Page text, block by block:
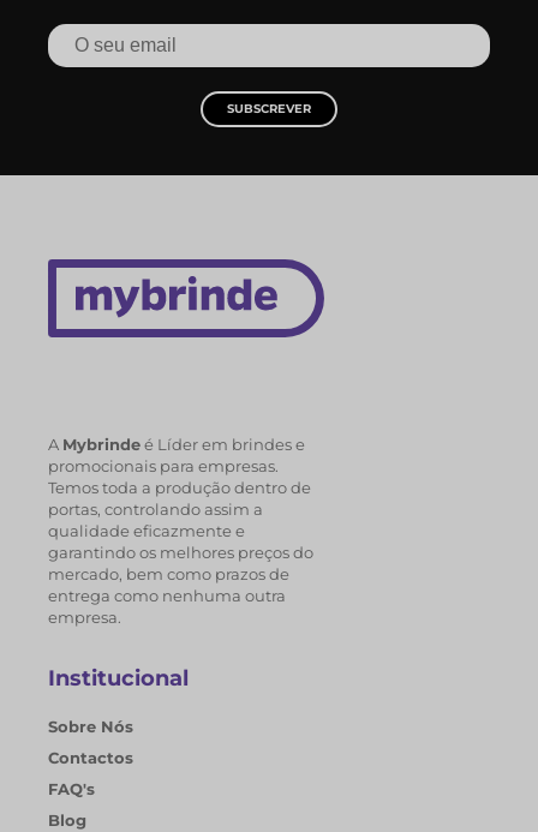
SUBSCREVER
A Mybrindeé Líder em brindes e
promocionais para empresas.
Temos toda a produção dentro de
portas, controlando assim a
qualidade eficazmente e
garantindo os melhores preços do
mercado, bem como prazos de
entrega como nenhuma outra
empresa.
Institucional
Sobre Nós
Contactos
FAQ's
Blog